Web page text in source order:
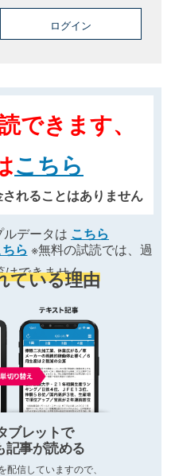
ログイン
できます、
こちら
れることはありません
データは こちら
ら ※無料の試読では、過
はできません
ている理由
ブレットで
記事が読める
信していますので、